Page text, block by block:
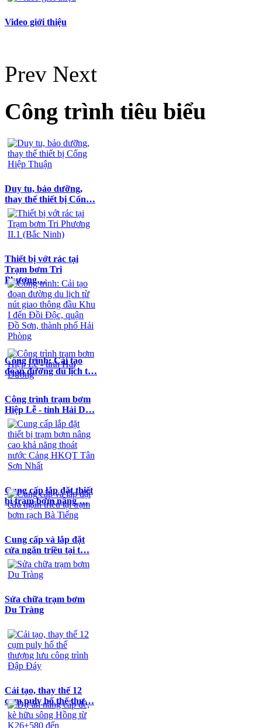
Video giới thiệu
Prev Next
Công trình tiêu biểu
Duy tu, bảo dưỡng,
thay thế thiết bị Cốn…
Thiết bị vớt rác tại
Trạm bơm Tri
Phương…
Công trình: Cải tạo
đoạn đường du lịch t…
Công trình trạm bơm
Hiệp Lễ - tỉnh Hải D…
Cung cấp lắp đặt thiết
bị trạm bơm nâng …
Cung cấp và lắp đặt
cửa ngăn triều tại t…
Sửa chữa trạm bơm
Du Tràng
Cải tạo, thay thế 12
cụm puly hố thế thư…